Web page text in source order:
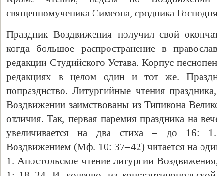
священномученика Симеона, сродника
Праздник Воздвижения получил свой
когда большое распространение в
редакции Студийского Устава. Корпус
редакциях в целом один и тот же.
попразднство. Литургийные чтения
Воздвижении заимствованы из Типикона
отличия. Так, первая паремия праздника на
увеличивается на два стиха – до 16: 1.
Воздвижением (Мф. 10: 37–42) читается на
1. Апостольское чтение литургии